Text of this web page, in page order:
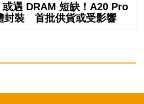
遇 DRAM 短缺！A20 Pro
封裝 首批供貨或受影響